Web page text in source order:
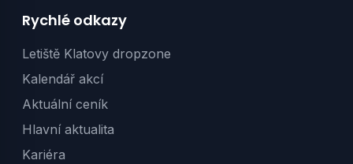
Rychlé odkazy
Letiště Klatovy dropzone
Kalendář akcí
Aktuální ceník
Hlavní aktualita
Kariéra